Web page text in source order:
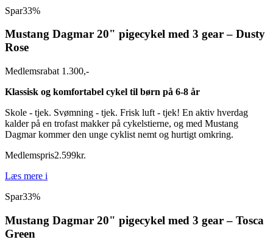
Spar33%
Mustang Dagmar 20" pigecykel med 3 gear – Dusty
Rose
Medlemsrabat 1.300,-
Klassisk og komfortabel cykel til børn på 6-8 år
Skole - tjek. Svømning - tjek. Frisk luft - tjek! En aktiv hverdag
kalder på en trofast makker på cykelstierne, og med Mustang
Dagmar kommer den unge cyklist nemt og hurtigt omkring.
Medlemspris2.599kr.
Læs mere i
Spar33%
Mustang Dagmar 20" pigecykel med 3 gear – Tosca
Green